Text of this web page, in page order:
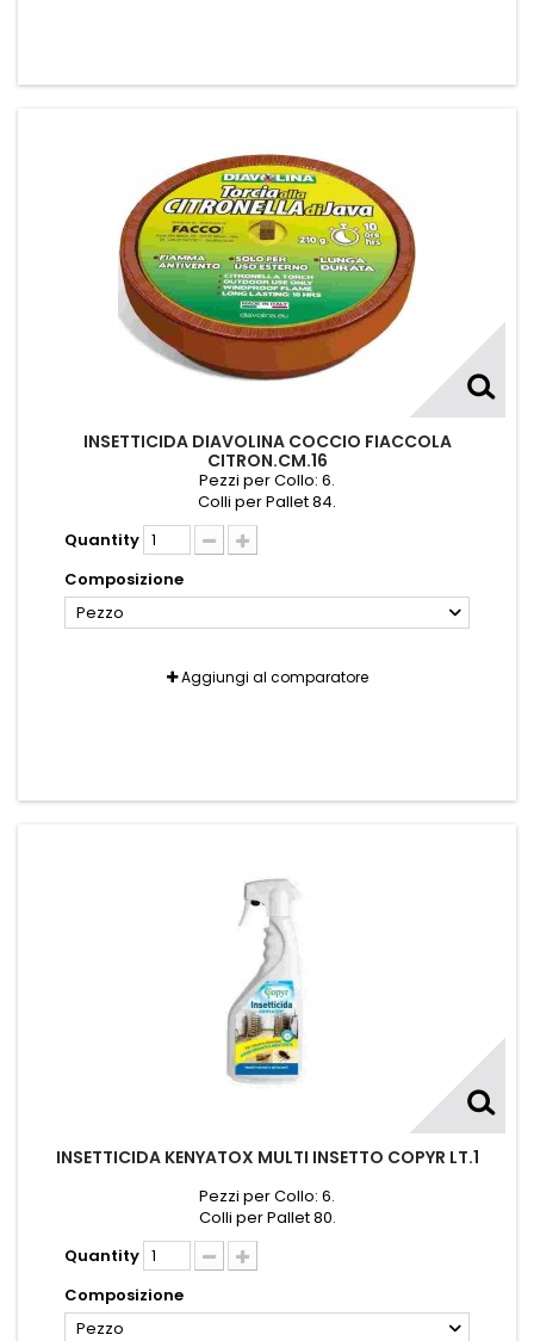
INSETTICIDA DIAVOLINA COCCIO FIACCOLA
CITRON.CM.16
Pezzi per Collo: 6.
Colli per Pallet 84.
Quantity
Composizione
Pezzo
Aggiungi al comparatore
INSETTICIDA KENYATOX MULTI INSETTO COPYR LT.1
Pezzi per Collo: 6.
Colli per Pallet 80.
Quantity
Composizione
Pezzo